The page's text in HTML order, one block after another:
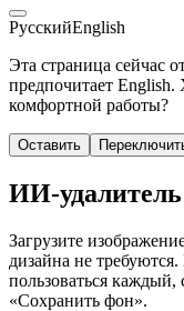
РусскийEnglish
Эта страница сейчас
предпочитает English.
комфортной работы?
Оставить
ИИ-
Загрузите
дизайна не
пользоваться
«Сохранить фон».